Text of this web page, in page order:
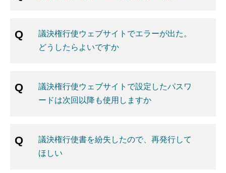
議決権行使ウェブサイトでエラーが出た。
どうしたらよいですか
議決権行使ウェブサイトで設定したパスワ
ードは次回以降も使用しますか
議決権行使書を紛失したので、再発行して
ほしい